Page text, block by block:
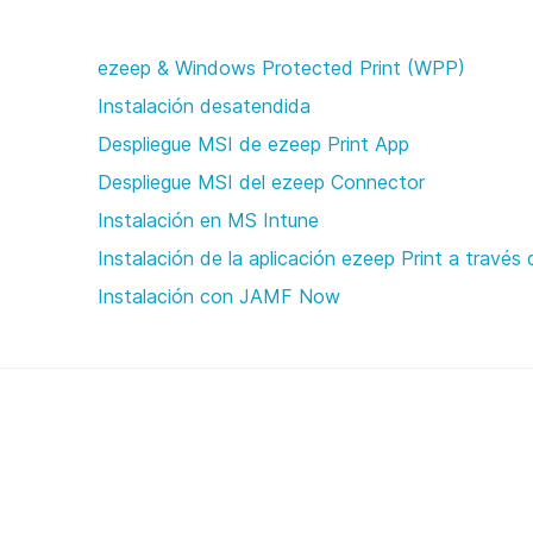
ezeep & Windows Protected Print (WPP)
Instalación desatendida
Despliegue MSI de ezeep Print App
Despliegue MSI del ezeep Connector
Instalación en MS Intune
Instalación de la aplicación ezeep Print a través
Instalación con JAMF Now